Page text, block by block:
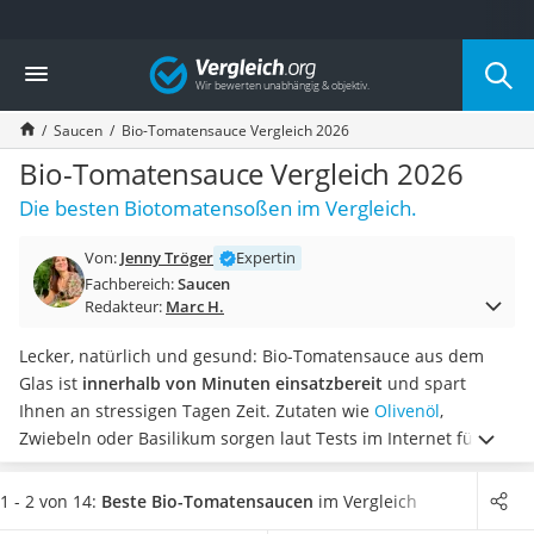
Die beliebtesten Vergleiche nach Kategorie
Lebensmittel
Schwarzkümmelöl
Knäckebrot
Schwarzkümmelöl-Kapseln
Manukahonig
Eiklar
Balsamico-Essig
Schwarzkümmelöl bio
Honig
Gemüsebrühe
Eiskaffee-Pulver
Irischer Whiskey
Grapefruitkernextrakt
Matcha-Set
Vergleich
Saucen Bio-Tomatensauce Vergleich 2026
Bio-Tomatensauce Vergleich 2026
Die besten Biotomatensoßen im Vergleich.
Von: Jenny Tröger
Expertin
Fachbereich:Saucen
Redakteur: Marc H.
Lecker, natürlich und gesund: Bio-Tomatensauce aus dem
Glas ist innerhalb von Minuten einsatzbereit und spart
Ihnen an stressigen Tagen Zeit. Zutaten wie Olivenöl,
Zwiebeln oder Basilikum sorgen laut Tests im Internet für
einen intensiven Geschmack. Dabei haben Sie die Wahl
zwischen Bio-Tomatensauce für Kinder und Saucen für
1 - 2 von 14: Beste Bio-Tomatensaucen im Vergleich